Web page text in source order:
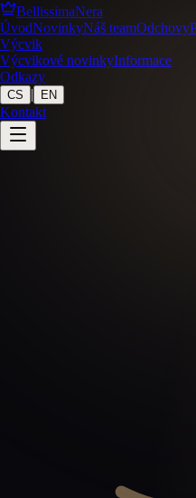
BellissimaNera
ÚvodNovinkyNáš teamOdchovy
Výcvik
Výcvikové novinkyInformace
Odkazy
CS | EN
Kontakt